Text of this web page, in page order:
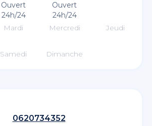
Ouvert
24h/24
Ouvert
24h/24
Mardi Mercredi Jeudi
Samedi Dimanche
0620734352